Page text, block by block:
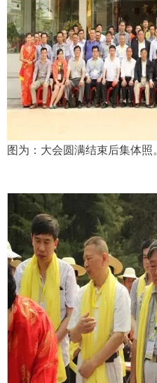
图为：大会圆满结束后集体照。